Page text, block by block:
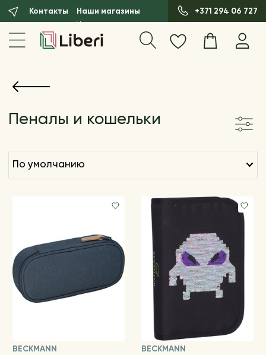
Контакты Наши магазины +371 294 06 727
Пеналы и кошельки
по умолчанию
BECKMANN BECKMANN